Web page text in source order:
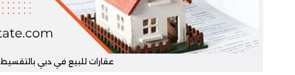
عقارات للبيع في دبي بالتقسيط